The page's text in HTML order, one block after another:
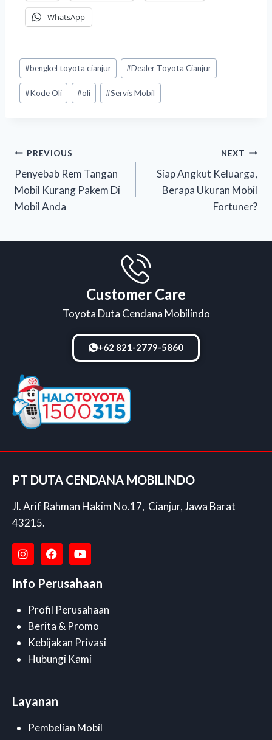
WhatsApp
#bengkel toyota cianjur #Dealer Toyota Cianjur
#Kode Oli #oli #Servis Mobil
PREVIOUS
Penyebab Rem Tangan
Mobil Kurang Pakem Di
Mobil Anda
NEXT
Siap Angkut Keluarga,
Berapa Ukuran Mobil
Fortuner?
Customer Care
Toyota Duta Cendana Mobilindo
+62 821-2779-5860
PT DUTA CENDANA MOBILINDO
Jl. Arif Rahman Hakim No.17, Cianjur, Jawa Barat
43215.
Info Perusahaan
Profil Perusahaan
Berita & Promo
Kebijakan Privasi
Hubungi Kami
Layanan
Pembelian Mobil